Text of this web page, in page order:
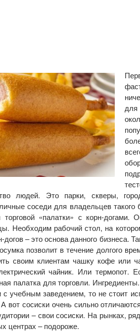
для
людей. Это парки, скверы,
соседи для владельцев
«палатки» с корн-догами.
Необходим рабочий стол, на
догов – это основа данного бизнеса.
позволит в течение долгого
своим клиентам чашку кофе или
чайник. Или термопот.
палатка для торговли.
учебным заведением, то не стоит
вот сосиски очень сильно
– свои сосиски. На рынках,
центрах – подороже.